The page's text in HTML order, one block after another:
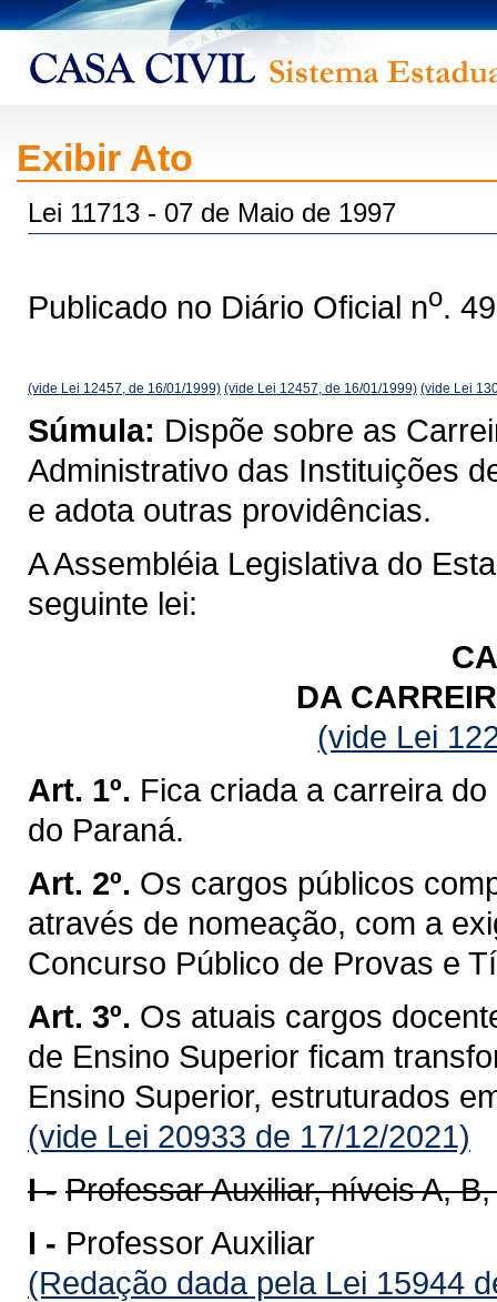
Exibir Ato
Lei 11713 - 07 de Maio de 1997
Publicado no Diário Oficial no.
(vide Lei 12457, de 16/01/1999) (vide Lei 12457, de 16/01/1999) (vide Lei
Súmula: Dispõe sobre as
Administrativo das Instituições
e adota outras providências.
A Assembléia Legislativa do
seguinte lei:
DA
(vide Lei
Art. 1º. Fica criada a carreira
do Paraná.
Art. 2º. Os cargos públicos
através de nomeação, com a
Concurso Público de Provas e
Art. 3º. Os atuais cargos
de Ensino Superior ficam
Ensino Superior, estruturados
(vide Lei 20933 de 17/12/2021)
I - Professar Auxiliar, níveis A,
I - Professor Auxiliar
(Redação dada pela Lei 15944